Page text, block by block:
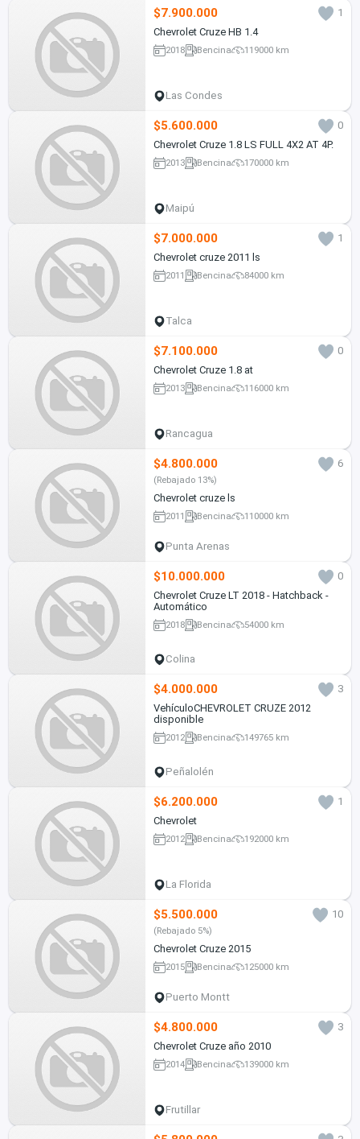
$7.900.000
1
Chevrolet Cruze HB 1.4
2018 Bencina 119000 km
Las Condes
$5.600.000
0
Chevrolet Cruze 1.8 LS FULL 4X2 AT 4P.
2013 Bencina 170000 km
Maipú
$7.000.000
1
Chevrolet cruze 2011 ls
2011 Bencina 84000 km
Talca
$7.100.000
0
Chevrolet Cruze 1.8 at
2013 Bencina 116000 km
Rancagua
$4.800.000 6
(Rebajado 13%)
Chevrolet cruze ls
2011 Bencina 110000 km
Punta Arenas
$10.000.000
0
Chevrolet Cruze LT 2018 - Hatchback -
Automático
2018 Bencina 54000 km
Colina
$4.000.000
3
VehículoCHEVROLET CRUZE 2012
disponible
2012 Bencina 149765 km
Peñalolén
$6.200.000
1
Chevrolet
2012 Bencina 192000 km
La Florida
$5.500.000 10
(Rebajado 5%)
Chevrolet Cruze 2015
2015 Bencina 125000 km
Puerto Montt
$4.800.000
3
Chevrolet Cruze año 2010
2014 Bencina 139000 km
Frutillar